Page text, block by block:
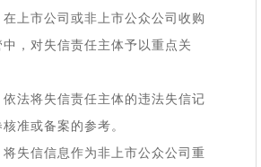
市公司或非上市公众公司收购
，对失信责任主体予以重点关
将失信责任主体的违法失信记
准或备案的参考。
信信息作为非上市公众公司重